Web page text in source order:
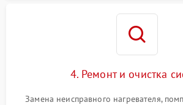
4. Ремонт и очистка
Замена неисправного нагревателя,